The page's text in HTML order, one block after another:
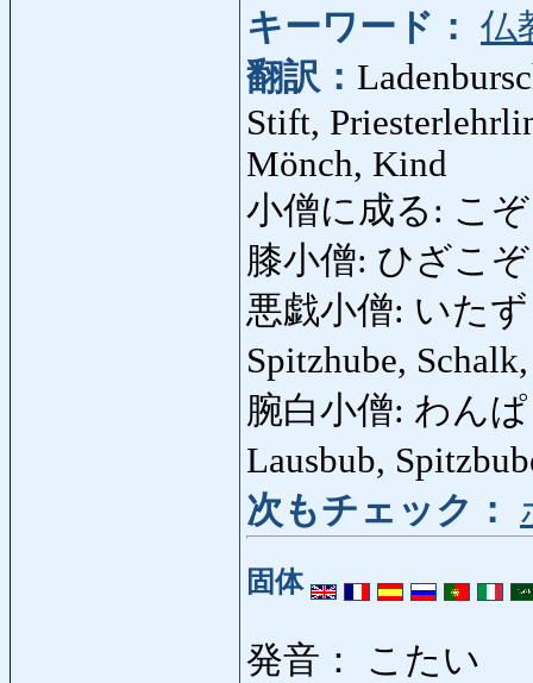
キーワード： 仏
翻訳：
Stift,
Mönch, Kind
小僧に成る: こ
膝小僧: ひざこ
悪戯小僧: いた
Spitzhube,
腕白小僧: わん
Lausbub,
次もチェック：
固体
発音： こたい